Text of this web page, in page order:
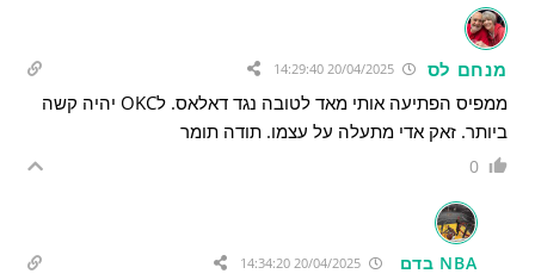
מנחם לס 20/04/2025 14:29:40
ממפיס הפתיעה אותי מאד לטובה נגד דאלאס. לOKC יהיה קשה
ביותר. זאק אדי מתעלה על עצמו. תודה תומר
0
NBA בדם 20/04/2025 14:34:20